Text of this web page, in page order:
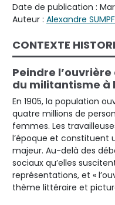
Date de publication :
Auteur : Alexandre SUMPF
CONTEXTE
Peindre
du militantisme à
En 1905, la population
quatre millions de
femmes. Les
l’époque et constituent
majeur. Au-delà des
sociaux qu’elles
représentations, et «
thème littéraire et